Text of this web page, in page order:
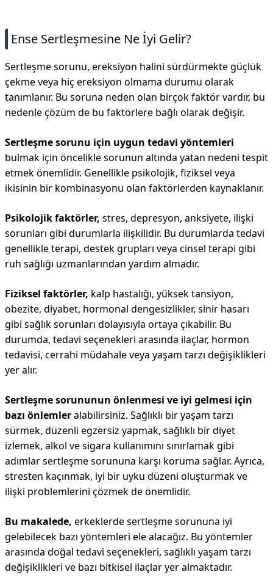
Ense Sertleşmesine Ne İyi Gelir?
Sertleşme sorunu, ereksiyon halini sürdürmekte güçlük
çekme veya hiç ereksiyon olmama durumu olarak
tanımlanır. Bu soruna neden olan birçok faktör vardır, bu
nedenle çözüm de bu faktörlere bağlı olarak değişir.
Sertleşme sorunu için uygun tedavi yöntemleri
bulmak için öncelikle sorunun altında yatan nedeni tespit
etmek önemlidir. Genellikle psikolojik, fiziksel veya
ikisinin bir kombinasyonu olan faktörlerden kaynaklanır.
Psikolojik faktörler, stres, depresyon, anksiyete, ilişki
sorunları gibi durumlarla ilişkilidir. Bu durumlarda tedavi
genellikle terapi, destek grupları veya cinsel terapi gibi
ruh sağlığı uzmanlarından yardım almadır.
Fiziksel faktörler, kalp hastalığı, yüksek tansiyon,
obezite, diyabet, hormonal dengesizlikler, sinir hasarı
gibi sağlık sorunları dolayısıyla ortaya çıkabilir. Bu
durumda, tedavi seçenekleri arasında ilaçlar, hormon
tedavisi, cerrahi müdahale veya yaşam tarzı değişiklikleri
yer alır.
Sertleşme sorununun önlenmesi ve iyi gelmesi için
bazı önlemleralabilirsiniz. Sağlıklı bir yaşam tarzı
sürmek, düzenli egzersiz yapmak, sağlıklı bir diyet
izlemek, alkol ve sigara kullanımını sınırlamak gibi
adımlar sertleşme sorununa karşı koruma sağlar. Ayrıca,
stresten kaçınmak, iyi bir uyku düzeni oluşturmak ve
ilişki problemlerini çözmek de önemlidir.
Bu makalede, erkeklerde sertleşme sorununa iyi
gelebilecek bazı yöntemleri ele alacağız. Bu yöntemler
arasında doğal tedavi seçenekleri, sağlıklı yaşam tarzı
değişiklikleri ve bazı bitkisel ilaçlar yer almaktadır.